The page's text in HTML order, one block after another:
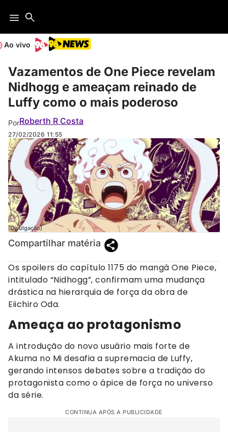
Ao vivo
Vazamentos de One Piece revelam
Nidhogg e ameaçam reinado de
Luffy como o mais poderoso
PorRoberth R Costa
27/02/2026 11:55
(Divulgação)
Compartilhar matéria
Os spoilers do capítulo 1175 do mangá One Piece,
intitulado “Nidhogg”, confirmam uma mudança
drástica na hierarquia de força da obra de
Eiichiro Oda.
Ameaça ao protagonismo
A introdução do novo usuário mais forte de
Akuma no Mi desafia a supremacia de Luffy,
gerando intensos debates sobre a tradição do
protagonista como o ápice de força no universo
da série.
CONTINUA APÓS A PUBLICIDADE